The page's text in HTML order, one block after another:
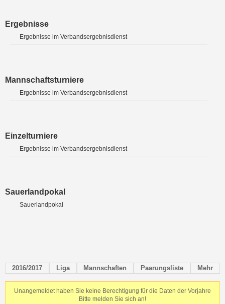
Ergebnisse
Ergebnisse im Verbandsergebnisdienst
Mannschaftsturniere
Ergebnisse im Verbandsergebnisdienst
Einzelturniere
Ergebnisse im Verbandsergebnisdienst
Sauerlandpokal
Sauerlandpokal
2016/2017 Liga Mannschaften Paarungsliste Mehr
Unangemeldet haben Sie keine Berechtigung für die Daten der Vorjahre
Bitte melden Sie sich an!